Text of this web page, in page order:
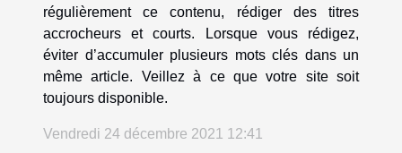
régulièrement ce contenu, rédiger des titres
accrocheurs et courts. Lorsque vous rédigez,
éviter d’accumuler plusieurs mots clés dans un
même article. Veillez à ce que votre site soit
toujours disponible.
Vendredi 24 décembre 2021 12:41